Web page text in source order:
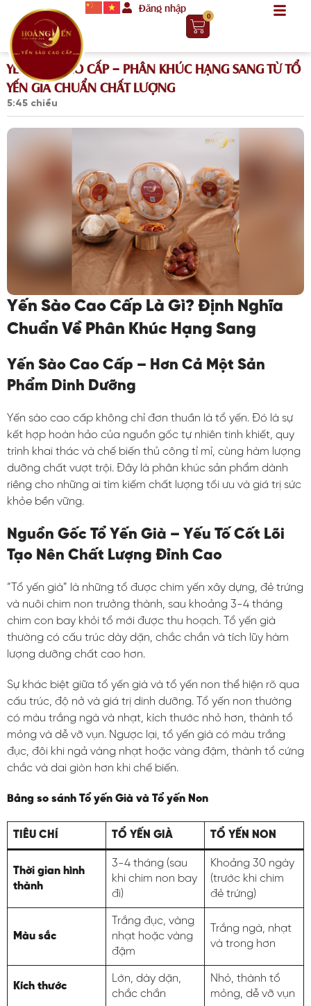
Đăng nhập
0
YẾN SÀO CAO CẤP – PHÂN KHÚC HẠNG SANG TỪ TỔ
YẾN GIÀ CHUẨN CHẤT LƯỢNG
5:45 chiều
Yến Sào Cao Cấp Là Gì? Định Nghĩa
Chuẩn Về Phân Khúc Hạng Sang
Yến Sào Cao Cấp – Hơn Cả Một Sản
Phẩm Dinh Dưỡng
Yến sào cao cấp không chỉ đơn thuần là tổ yến. Đó là sự
kết hợp hoàn hảo của nguồn gốc tự nhiên tinh khiết, quy
trình khai thác và chế biến thủ công tỉ mỉ, cùng hàm lượng
dưỡng chất vượt trội. Đây là phân khúc sản phẩm dành
riêng cho những ai tìm kiếm chất lượng tối ưu và giá trị sức
khỏe bền vững.
Nguồn Gốc Tổ Yến Già – Yếu Tố Cốt Lõi
Tạo Nên Chất Lượng Đỉnh Cao
“Tổ yến già” là những tổ được chim yến xây dựng, đẻ trứng
và nuôi chim non trưởng thành, sau khoảng 3-4 tháng
chim con bay khỏi tổ mới được thu hoạch. Tổ yến già
thường có cấu trúc dày dặn, chắc chắn và tích lũy hàm
lượng dưỡng chất cao hơn.
Sự khác biệt giữa tổ yến già và tổ yến non thể hiện rõ qua
cấu trúc, độ nở và giá trị dinh dưỡng. Tổ yến non thường
có màu trắng ngà và nhạt, kích thước nhỏ hơn, thành tổ
mỏng và dễ vỡ vụn. Ngược lại, tổ yến già có màu trắng
đục, đôi khi ngả vàng nhạt hoặc vàng đậm, thành tổ cứng
chắc và dai giòn hơn khi chế biến.
Bảng so sánh Tổ yến Già và Tổ yến Non
TIÊU CHÍ TỔ YẾN GIÀ TỔ YẾN NON
Thời gian hình
thành
3-4 tháng (sau
khi chim non bay
đi)
Khoảng 30 ngày
(trước khi chim
đẻ trứng)
Màu sắc
Trắng đục, vàng
nhạt hoặc vàng
đậm
Trắng ngà, nhạt
và trong hơn
Kích thước
Lớn, dày dặn,
chắc chắn
Nhỏ, thành tổ
mỏng, dễ vỡ vụn